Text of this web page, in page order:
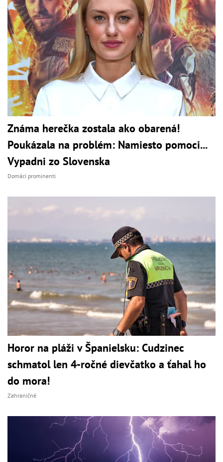
Známa herečka zostala ako obarená!
Poukázala na problém: Namiesto pomoci...
Vypadni zo Slovenska
Domáci prominenti
Horor na pláži v Španielsku: Cudzinec
schmatol len 4-ročné dievčatko a ťahal ho
do mora!
Zahraničné